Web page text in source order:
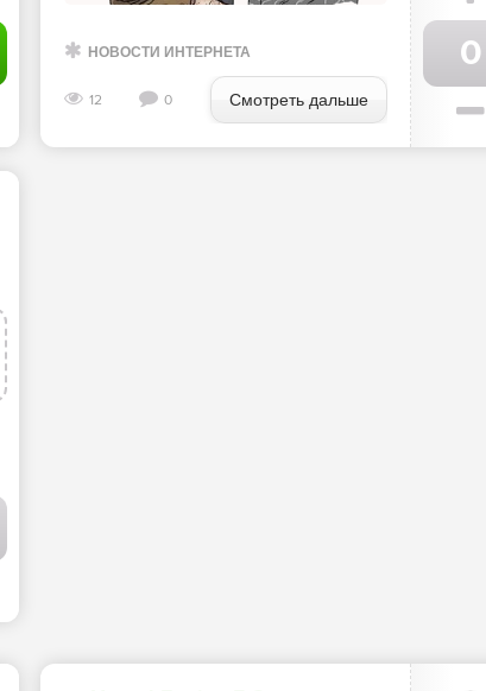
НОВОСТИ ИНТЕРНЕТА
12 0 Смотреть дальше
0